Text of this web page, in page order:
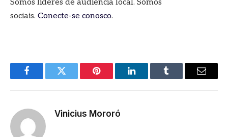
Somos líderes de audiência local. Somos
sociais. Conecte-se conosco.
FacebookTwitter Pinterest LinkedInTumblr
E-
Vinicius Mororó